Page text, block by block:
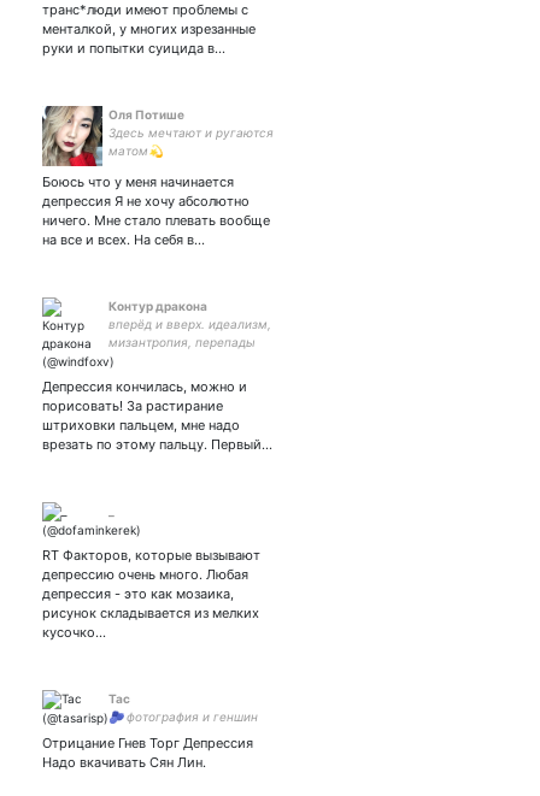
транс*люди имеют проблемы с
менталкой, у многих изрезанные
руки и попытки суицида в…
Оля Потише
Здесь мечтают и ругаются
матом💫
Боюсь что у меня начинается
депрессия Я не хочу абсолютно
ничего. Мне стало плевать вообще
на все и всех. На себя в…
Контур дракона
вперёд и вверх. идеализм,
мизантропия, перепады
настроения. противоречия.
Депрессия кончилась, можно и
порисовать! За растирание
штриховки пальцем, мне надо
врезать по этому пальцу. Первый…
RT Факторов, которые вызывают
депрессию очень много. Любая
депрессия - это как мозаика,
рисунок складывается из мелких
кусочко…
Тас
🫐 фотография и геншин
Отрицание Гнев Торг Депрессия
Надо вкачивать Сян Лин.